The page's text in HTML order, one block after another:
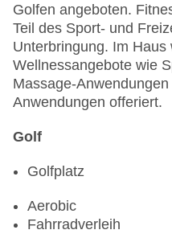
Golfen angeboten.
Teil des Sport- und
Unterbringung. Im
Wellnessangebote wie
Massage-
Anwendungen offeriert.
Golf
Golfplatz
Aerobic
Fahrradverleih